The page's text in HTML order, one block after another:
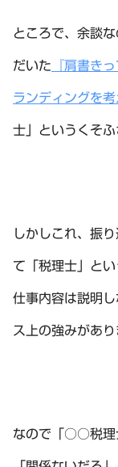
ところで、余談
だいた 『肩書き
ランディングを考
士」というくそふ
しかしこれ、振
て「税理士」と
仕事内容は説明
ス上の強みがあり
なので「○○税理